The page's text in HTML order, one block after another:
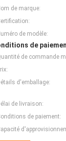
de marque:
de modèle:
de
de commande
d'emballage:
de livraison:
de paiement: